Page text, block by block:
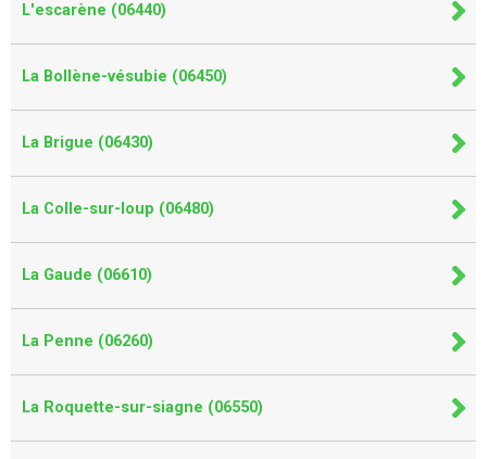
L'escarène (06440)
La Bollène-vésubie (06450)
La Brigue (06430)
La Colle-sur-loup (06480)
La Gaude (06610)
La Penne (06260)
La Roquette-sur-siagne (06550)